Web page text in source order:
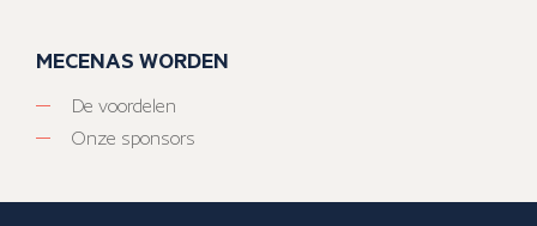
MECENAS WORDEN
De voordelen
Onze sponsors